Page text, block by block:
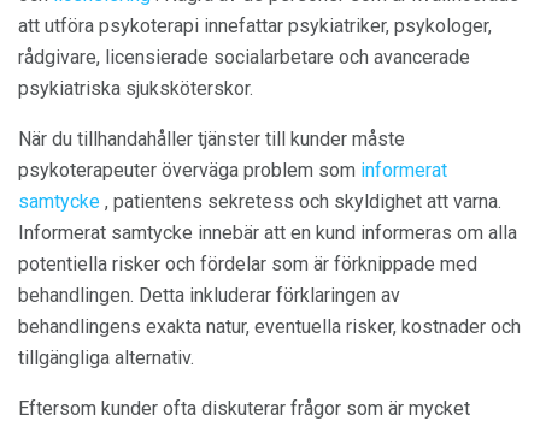
att utföra psykoterapi innefattar psykiatriker, psykologer,
rådgivare, licensierade socialarbetare och avancerade
psykiatriska sjuksköterskor.
När du tillhandahåller tjänster till kunder måste
psykoterapeuter överväga problem som informerat
samtycke , patientens sekretess och skyldighet att varna.
Informerat samtycke innebär att en kund informeras om alla
potentiella risker och fördelar som är förknippade med
behandlingen. Detta inkluderar förklaringen av
behandlingens exakta natur, eventuella risker, kostnader och
tillgängliga alternativ.
Eftersom kunder ofta diskuterar frågor som är mycket